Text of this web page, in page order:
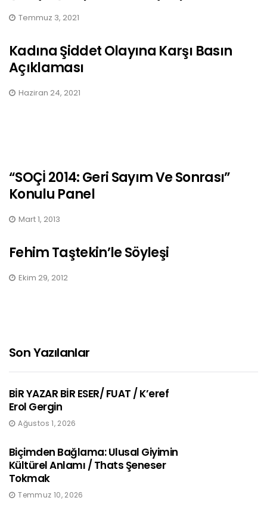
Temmuz 3, 2021
Kadına Şiddet Olayına Karşı Basın
Açıklaması
Haziran 24, 2021
“SOÇİ 2014: Geri Sayım Ve Sonrası”
Konulu Panel
Mart 1, 2013
Fehim Taştekin’le Söyleşi
Ekim 29, 2012
Son Yazılanlar
BİR YAZAR BİR ESER/ FUAT / K’eref
Erol Gergin
Ağustos 1, 2026
Biçimden Bağlama: Ulusal Giyimin
Kültürel Anlamı / Thats Şeneser
Tokmak
Temmuz 10, 2026